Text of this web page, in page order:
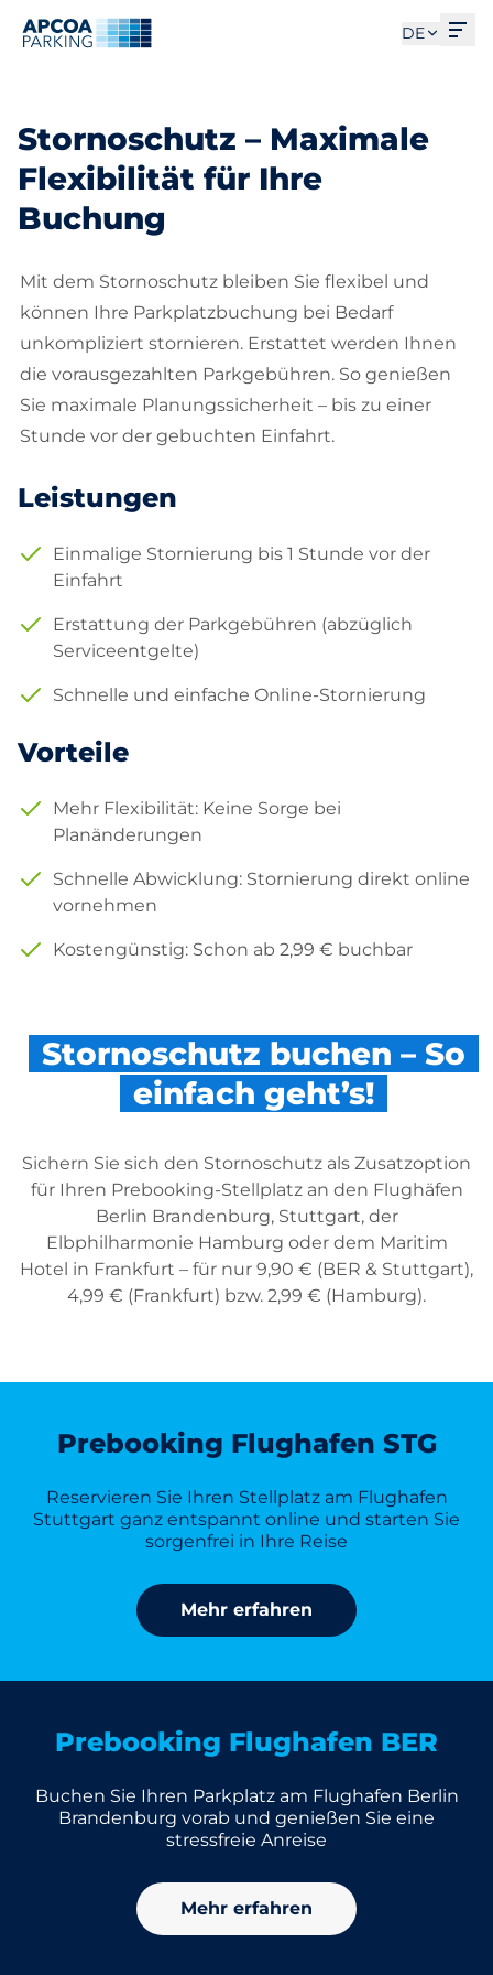
DE
Stornoschutz – Maximale
Flexibilität für Ihre
Buchung
Mit dem Stornoschutz bleiben Sie flexibel und
können Ihre Parkplatzbuchung bei Bedarf
unkompliziert stornieren. Erstattet werden Ihnen
die vorausgezahlten Parkgebühren. So genießen
Sie maximale Planungssicherheit – bis zu einer
Stunde vor der gebuchten Einfahrt.
Leistungen
Einmalige Stornierung bis 1 Stunde vor der
Einfahrt
Erstattung der Parkgebühren (abzüglich
Serviceentgelte)
Schnelle und einfache Online-Stornierung
Vorteile
Mehr Flexibilität: Keine Sorge bei
Planänderungen
Schnelle Abwicklung: Stornierung direkt online
vornehmen
Kostengünstig: Schon ab 2,99 € buchbar
Stornoschutz buchen – So
einfach geht’s!
Sichern Sie sich den Stornoschutz als Zusatzoption
für Ihren Prebooking-Stellplatz an den Flughäfen
Berlin Brandenburg, Stuttgart, der
Elbphilharmonie Hamburg oder dem Maritim
Hotel in Frankfurt – für nur 9,90 € (BER & Stuttgart),
4,99 € (Frankfurt) bzw. 2,99 € (Hamburg).
Prebooking Flughafen STG
Reservieren Sie Ihren Stellplatz am Flughafen
Stuttgart ganz entspannt online und starten Sie
sorgenfrei in Ihre Reise
Mehr erfahren
Prebooking Flughafen BER
Buchen Sie Ihren Parkplatz am Flughafen Berlin
Brandenburg vorab und genießen Sie eine
stressfreie Anreise
Mehr erfahren